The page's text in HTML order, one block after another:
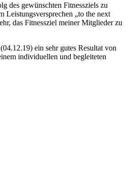
des gewünschten Fitnessziels zu
Leistungsversprechen „to the next
das Fitnessziel meiner Mitglieder zu
ein sehr gutes Resultat von
individuellen und begleiteten